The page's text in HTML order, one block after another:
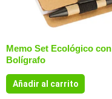
Memo Set Ecológico con
Bolígrafo
Añadir al carrito